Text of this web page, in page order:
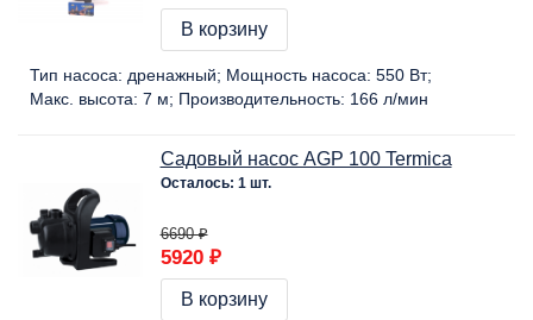
В корзину
Тип насоса: дренажный Мощность насоса: 550 Вт
Макс. высота: 7 м Производительность: 166 л/мин
Садовый насос AGP 100 Termica
Осталось: 1 шт.
6690 ₽
5920 ₽
В корзину